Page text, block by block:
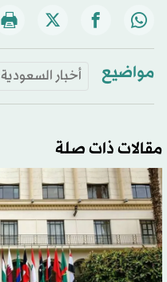
مواضيع أخبار السعودية
مقالات ذات صلة